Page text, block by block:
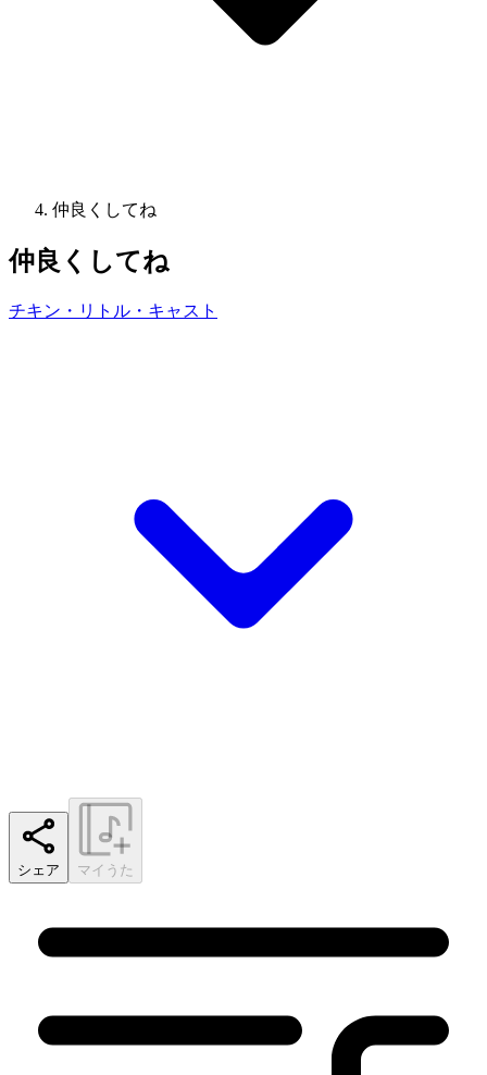
仲良くしてね
仲良くしてね
チキン・リトル・キャスト
シェア マイうた